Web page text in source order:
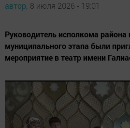
автор, 8 июля 2026 - 19:01
Руководитель исполкома района
муниципального этапа были
мероприятие в театр имени